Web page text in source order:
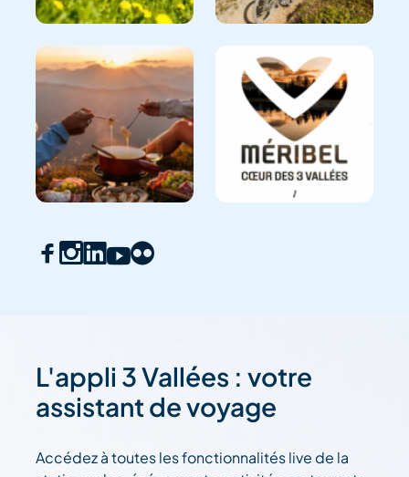
L'appli 3 Vallées : votre
assistant de voyage
Accédez à toutes les fonctionnalités live de la